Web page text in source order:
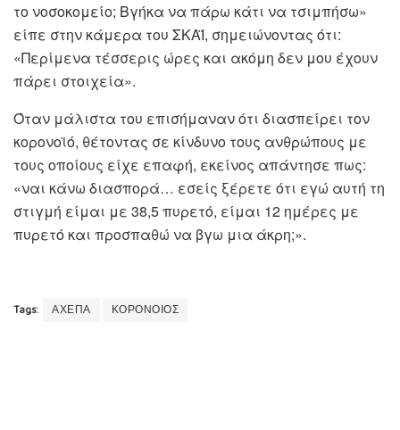
το νοσοκομείο; Βγήκα να πάρω κάτι να τσιμπήσω»
είπε στην κάμερα του ΣΚΑΪ, σημειώνοντας ότι:
«Περίμενα τέσσερις ώρες και ακόμη δεν μου έχουν
πάρει στοιχεία».
Όταν μάλιστα του επισήμαναν ότι διασπείρει τον
κορονοϊό, θέτοντας σε κίνδυνο τους ανθρώπους με
τους οποίους είχε επαφή, εκείνος απάντησε πως:
«ναι κάνω διασπορά… εσείς ξέρετε ότι εγώ αυτή τη
στιγμή είμαι με 38,5 πυρετό, είμαι 12 ημέρες με
πυρετό και προσπαθώ να βγω μια άκρη;».
Tags: ΑΧΕΠΑ ΚΟΡΟΝΟΙΟΣ